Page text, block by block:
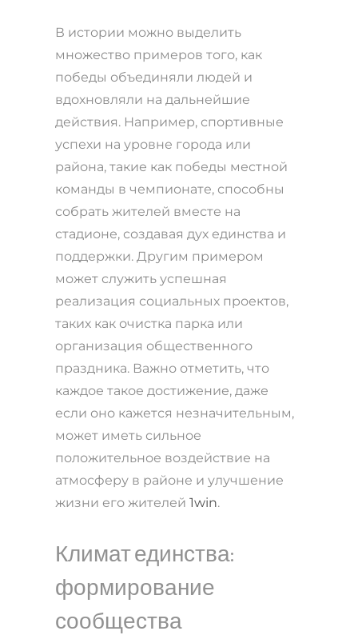
В истории можно выделить
множество примеров того, как
победы объединяли людей и
вдохновляли на дальнейшие
действия. Например, спортивные
успехи на уровне города или
района, такие как победы местной
команды в чемпионате, способны
собрать жителей вместе на
стадионе, создавая дух единства и
поддержки. Другим примером
может служить успешная
реализация социальных проектов,
таких как очистка парка или
организация общественного
праздника. Важно отметить, что
каждое такое достижение, даже
если оно кажется незначительным,
может иметь сильное
положительное воздействие на
атмосферу в районе и улучшение
жизни его жителей 1win.
Климат единства:
формирование
сообщества